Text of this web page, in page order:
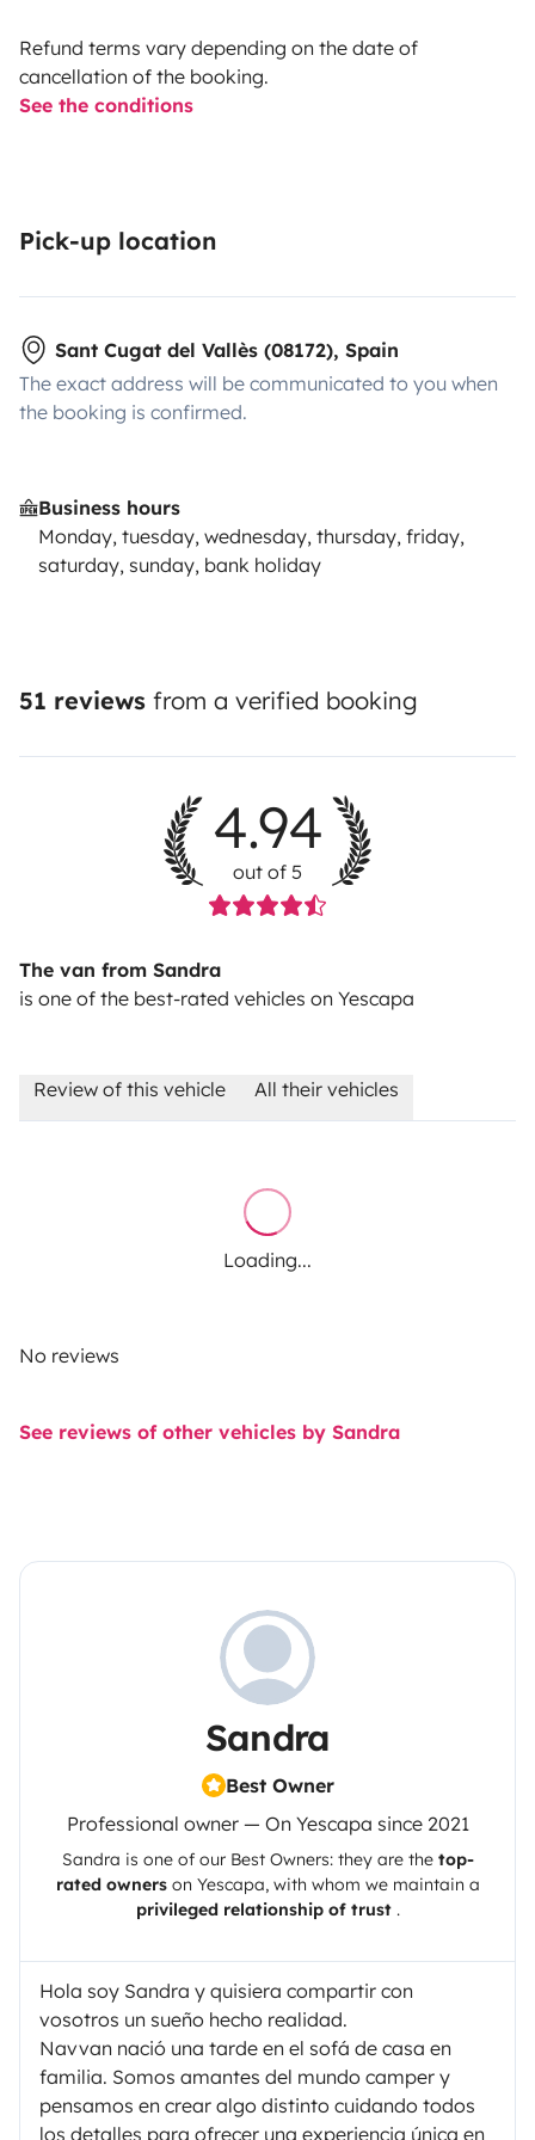
el mismo diseño y equipamiento:
https://www.yescapa.es/campers/37656/
Refund terms vary depending on the date of
cancellation of the booking.
See the conditions
Pick-up location
Sant Cugat del Vallès (08172), Spain
The exact address will be communicated to you when
the booking is confirmed.
Business hours
Monday, tuesday, wednesday, thursday, friday,
saturday, sunday, bank holiday
51 reviews from a verified booking
4.94
out of 5
The van from Sandra
is one of the best-rated vehicles on Yescapa
Review of this vehicle All their vehicles
Loading...
No reviews
See reviews of other vehicles by Sandra
Sandra
Best Owner
Professional owner — On Yescapa since 2021
Sandra is one of our Best Owners: they are the top-
rated ownerson Yescapa, with whom we maintain a
privileged relationship of trust.
Hola soy Sandra y quisiera compartir con
vosotros un sueño hecho realidad.
Navvan nació una tarde en el sofá de casa en
familia. Somos amantes del mundo camper y
pensamos en crear algo distinto cuidando todos
los detalles para ofrecer una experiencia única en